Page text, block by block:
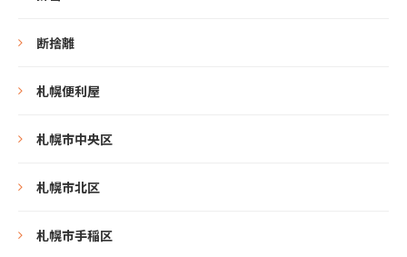
断捨離
札幌便利屋
札幌市中央区
札幌市北区
札幌市手稲区